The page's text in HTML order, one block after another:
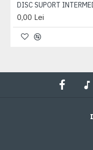
0,00 Lei